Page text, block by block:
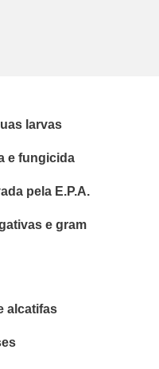
larvas
e fungicida
pela E.P.A.
e gram
alcatifas